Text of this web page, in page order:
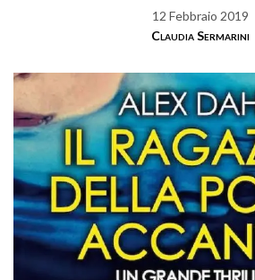
12 Febbraio 2019
Claudia Sermarini